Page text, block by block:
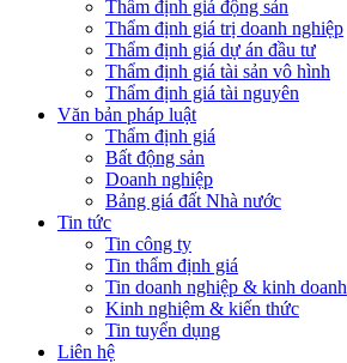
Thẩm định giá động sản
Thẩm định giá trị doanh nghiệp
Thẩm định giá dự án đầu tư
Thẩm định giá tài sản vô hình
Thẩm định giá tài nguyên
Văn bản pháp luật
Thẩm định giá
Bất động sản
Doanh nghiệp
Bảng giá đất Nhà nước
Tin tức
Tin công ty
Tin thẩm định giá
Tin doanh nghiệp & kinh doanh
Kinh nghiệm & kiến thức
Tin tuyển dụng
Liên hệ